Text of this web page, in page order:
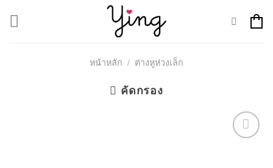
หน้าหลัก / ต่างหูห่วงเล็ก
คัดกรอง